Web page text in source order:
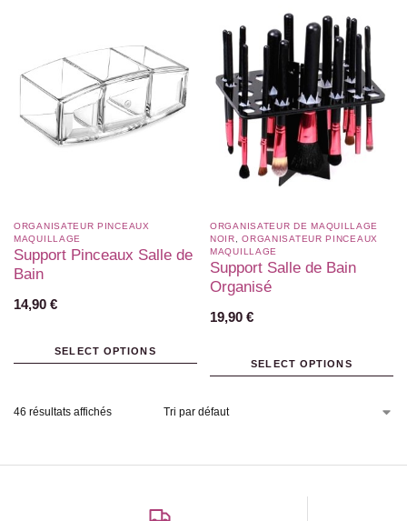
ORGANISATEUR PINCEAUX
MAQUILLAGE
Support Pinceaux Salle de
Bain
14,90 €
SELECT OPTIONS
ORGANISATEUR DE MAQUILLAGE
NOIR ,ORGANISATEUR PINCEAUX
MAQUILLAGE
Support Salle de Bain
Organisé
19,90 €
SELECT OPTIONS
46 résultats affichés